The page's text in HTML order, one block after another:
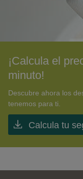
¡Calcula el
minuto!
Descubre ahora los
tenemos para ti.
Calcula tu